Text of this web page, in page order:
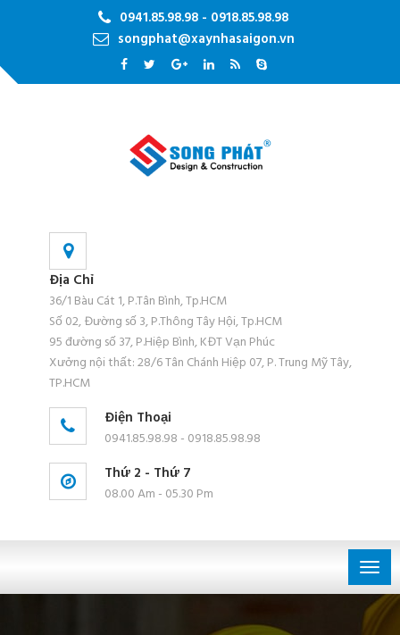
0941.85.98.98 - 0918.85.98.98
songphat@xaynhasaigon.vn
Địa Chỉ
36/1 Bàu Cát 1, P.Tân Bình, Tp.HCM
Số 02, Đường số 3, P.Thông Tây Hội, Tp.HCM
95 đường số 37, P.Hiệp Bình, KĐT Vạn Phúc
Xưởng nội thất: 28/6 Tân Chánh Hiệp 07, P. Trung Mỹ Tây,
TP.HCM
Điện Thoại
0941.85.98.98 - 0918.85.98.98
Thứ 2 - Thứ 7
08.00 Am - 05.30 Pm